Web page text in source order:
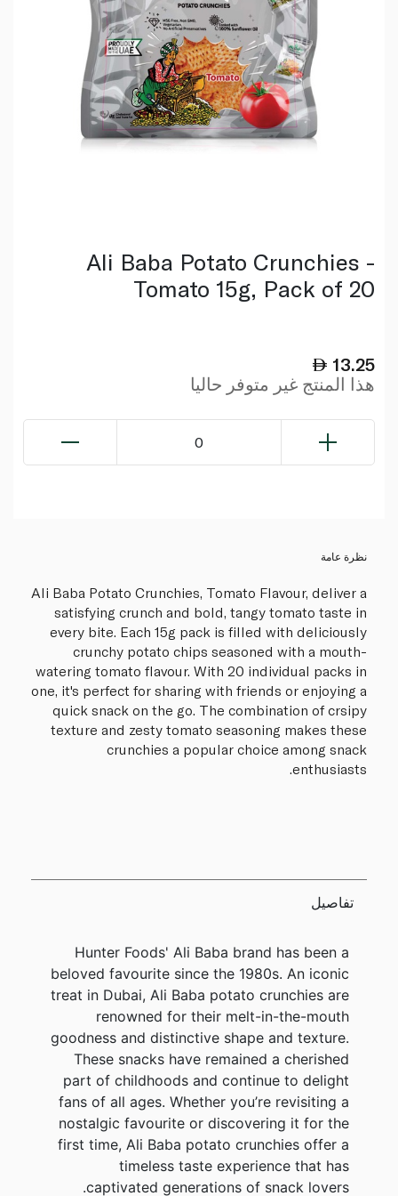
Ali Baba Potato Crunchies -
Tomato 15g, Pack of 20
13.25
هذا المنتج غير متوفر حاليا
0
نظرة عامة
Ali Baba Potato Crunchies, Tomato Flavour, deliver a
satisfying crunch and bold, tangy tomato taste in
every bite. Each 15g pack is filled with deliciously
crunchy potato chips seasoned with a mouth-
watering tomato flavour. With 20 individual packs in
one, it's perfect for sharing with friends or enjoying a
quick snack on the go. The combination of crsipy
texture and zesty tomato seasoning makes these
crunchies a popular choice among snack
enthusiasts.
تفاصيل
Hunter Foods' Ali Baba brand has been a
beloved favourite since the 1980s. An iconic
treat in Dubai, Ali Baba potato crunchies are
renowned for their melt-in-the-mouth
goodness and distinctive shape and texture.
These snacks have remained a cherished
part of childhoods and continue to delight
fans of all ages. Whether you’re revisiting a
nostalgic favourite or discovering it for the
first time, Ali Baba potato crunchies offer a
timeless taste experience that has
captivated generations of snack lovers.